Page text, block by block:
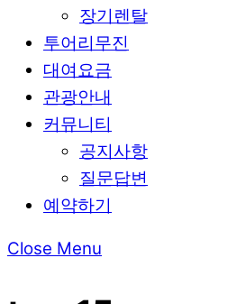
장기렌탈
투어리무진
대여요금
관광안내
커뮤니티
공지사항
질문답변
예약하기
Close Menu